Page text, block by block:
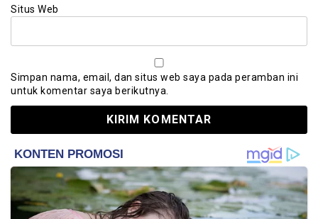
Situs Web
Simpan nama, email, dan situs web saya pada peramban ini
untuk komentar saya berikutnya.